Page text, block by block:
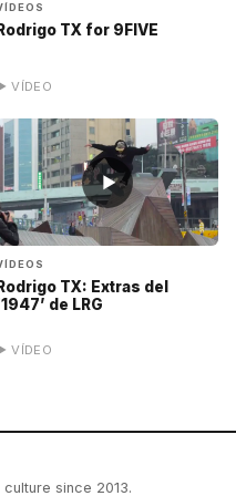
Rodrigo TX for 9FIVE
VÍDEO
▶
Rodrigo TX: Extras del
de LRG
VÍDEO
since 2013.